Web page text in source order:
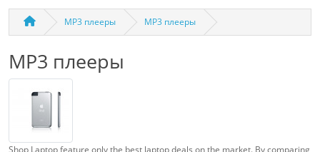
MP3 плееры MP3 плееры
MP3 плееры
Shop Laptop feature only the best laptop deals on the market. By comparing